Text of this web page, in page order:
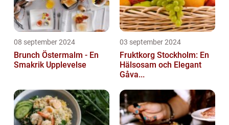
08 september 2024
Brunch Östermalm - En
Smakrik Upplevelse
03 september 2024
Fruktkorg Stockholm: En
Hälsosam och Elegant
Gåva...